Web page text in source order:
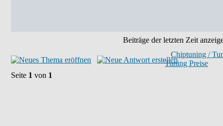
Beiträge der letzten Zeit
Chiptuning /
Tuning Preise
Seite 1 von 1